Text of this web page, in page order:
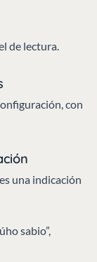
de lectura.
con
una indicación
sabio”,